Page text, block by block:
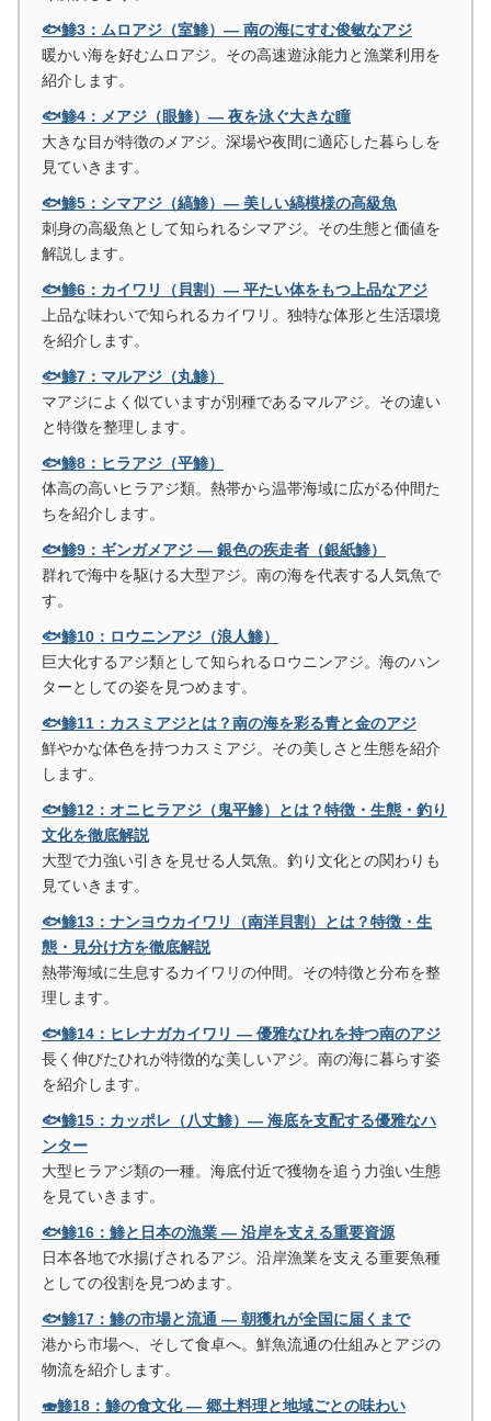
🐟鯵3：ムロアジ（室鯵）― 南の海にすむ俊敏なアジ
暖かい海を好むムロアジ。その高速遊泳能力と漁業利用を
紹介します。
🐟鯵4：メアジ（眼鯵）― 夜を泳ぐ大きな瞳
大きな目が特徴のメアジ。深場や夜間に適応した暮らしを
見ていきます。
🐟鯵5：シマアジ（縞鯵）― 美しい縞模様の高級魚
刺身の高級魚として知られるシマアジ。その生態と価値を
解説します。
🐟鯵6：カイワリ（貝割）― 平たい体をもつ上品なアジ
上品な味わいで知られるカイワリ。独特な体形と生活環境
を紹介します。
🐟鯵7：マルアジ（丸鯵）
マアジによく似ていますが別種であるマルアジ。その違い
と特徴を整理します。
🐟鯵8：ヒラアジ（平鯵）
体高の高いヒラアジ類。熱帯から温帯海域に広がる仲間た
ちを紹介します。
🐟鯵9：ギンガメアジ ― 銀色の疾走者（銀紙鯵）
群れで海中を駆ける大型アジ。南の海を代表する人気魚で
す。
🐟鯵10：ロウニンアジ（浪人鯵）
巨大化するアジ類として知られるロウニンアジ。海のハン
ターとしての姿を見つめます。
🐟鯵11：カスミアジとは？南の海を彩る青と金のアジ
鮮やかな体色を持つカスミアジ。その美しさと生態を紹介
します。
🐟鯵12：オニヒラアジ（鬼平鯵）とは？特徴・生態・釣り
文化を徹底解説
大型で力強い引きを見せる人気魚。釣り文化との関わりも
見ていきます。
🐟鯵13：ナンヨウカイワリ（南洋貝割）とは？特徴・生
態・見分け方を徹底解説
熱帯海域に生息するカイワリの仲間。その特徴と分布を整
理します。
🐟鯵14：ヒレナガカイワリ ― 優雅なひれを持つ南のアジ
長く伸びたひれが特徴的な美しいアジ。南の海に暮らす姿
を紹介します。
🐟鯵15：カッポレ（八丈鯵）― 海底を支配する優雅なハ
ンター
大型ヒラアジ類の一種。海底付近で獲物を追う力強い生態
を見ていきます。
🐟鯵16：鯵と日本の漁業 ― 沿岸を支える重要資源
日本各地で水揚げされるアジ。沿岸漁業を支える重要魚種
としての役割を見つめます。
🐟鯵17：鯵の市場と流通 ― 朝獲れが全国に届くまで
港から市場へ、そして食卓へ。鮮魚流通の仕組みとアジの
物流を紹介します。
🍣鯵18：鯵の食文化 ― 郷土料理と地域ごとの味わい